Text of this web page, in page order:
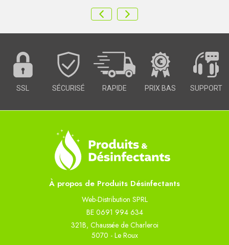
SSL SÉCURISÉ RAPIDE PRIX BAS SUPPORT
À propos de Produits Désinfectants
Web-Distribution SPRL
BE 0691 994 634
321B, Chaussée de Charleroi
5070 - Le Roux